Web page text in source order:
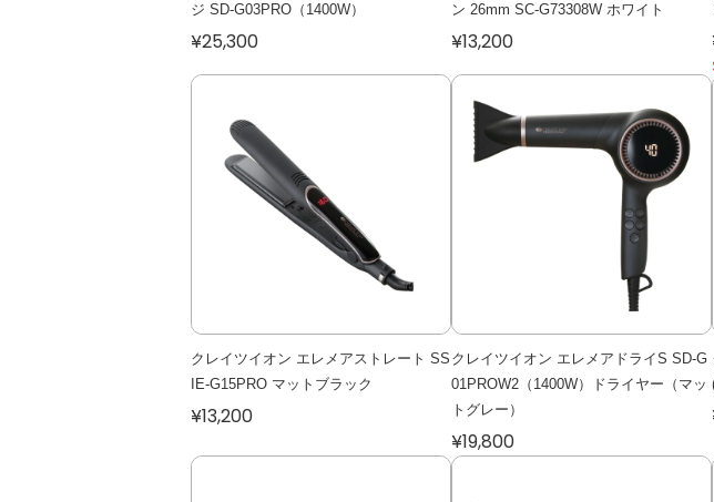
ジ SD-G03PRO（1400W）
¥25,300
ン 26mm SC-G73308W ホワイト
¥13,200
クレイツイオン エレメアストレート SS
IE-G15PRO マットブラック
¥13,200
クレイツイオン エレメアドライS SD-G
01PROW2（1400W）ドライヤー（マッ
トグレー）
¥19,800